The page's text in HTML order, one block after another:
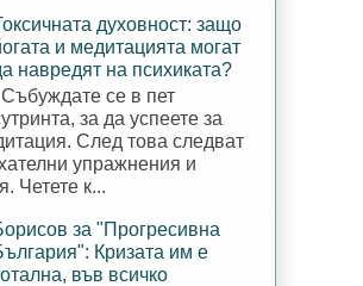
духовност: защо
и медитацията могат
навредят на психиката?
Събуждате се в пет
за да успеете за
След това следват
упражнения и
Четете к...
за "Прогресивна
Кризата им е
във всичко